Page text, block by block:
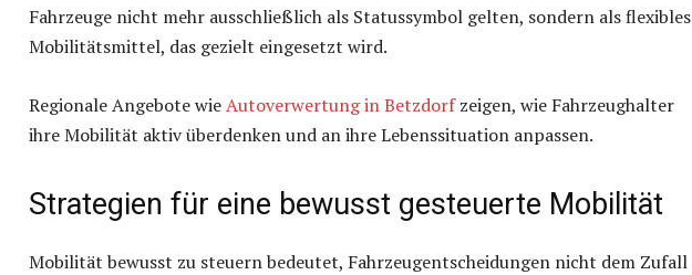
Fahrzeuge nicht mehr ausschließlich als Statussymbol gelten, sondern als flexibles
Mobilitätsmittel, das gezielt eingesetzt wird.
Regionale Angebote wieAutoverwertung in Betzdorfzeigen, wie Fahrzeughalter
ihre Mobilität aktiv überdenken und an ihre Lebenssituation anpassen.
Strategien für eine bewusst gesteuerte Mobilität
Mobilität bewusst zu steuern bedeutet, Fahrzeugentscheidungen nicht dem Zufall